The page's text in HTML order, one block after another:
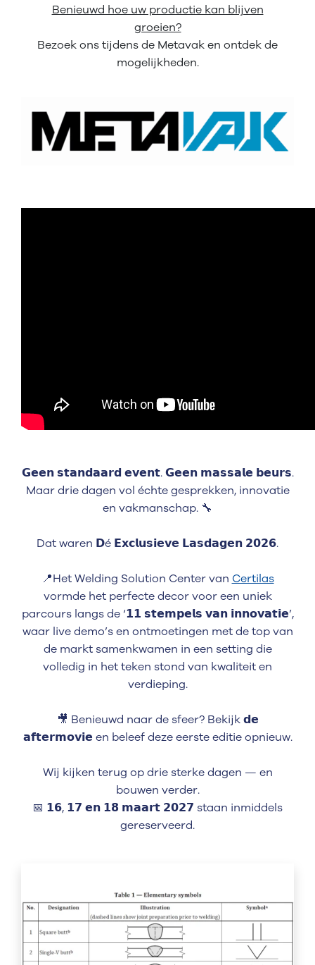
Benieuwd hoe uw productie kan blijven
groeien?
Bezoek ons tijdens de Metavak en ontdek de
mogelijkheden.
𝗚𝗲𝗲𝗻 𝘀𝘁𝗮𝗻𝗱𝗮𝗮𝗿𝗱 𝗲𝘃𝗲𝗻𝘁. 𝗚𝗲𝗲𝗻 𝗺𝗮𝘀𝘀𝗮𝗹𝗲 𝗯𝗲𝘂𝗿𝘀.
Maar drie dagen vol échte gesprekken, innovatie
en vakmanschap. 🔧
Dat waren 𝗗é 𝗘𝘅𝗰𝗹𝘂𝘀𝗶𝗲𝘃𝗲 𝗟𝗮𝘀𝗱𝗮𝗴𝗲𝗻 𝟮𝟬𝟮𝟲.
📍Het Welding Solution Center vanCertilas
vormde het perfecte decor voor een uniek
parcours langs de ‘𝟭𝟭 𝘀𝘁𝗲𝗺𝗽𝗲𝗹𝘀 𝘃𝗮𝗻 𝗶𝗻𝗻𝗼𝘃𝗮𝘁𝗶𝗲’,
waar live demo’s en ontmoetingen met de top van
de markt samenkwamen in een setting die
volledig in het teken stond van kwaliteit en
verdieping.
🎥 Benieuwd naar de sfeer? Bekijk 𝗱𝗲
𝗮𝗳𝘁𝗲𝗿𝗺𝗼𝘃𝗶𝗲 en beleef deze eerste editie opnieuw.
Wij kijken terug op drie sterke dagen — en
bouwen verder.
📅 𝟭𝟲, 𝟭𝟳 𝗲𝗻 𝟭𝟴 𝗺𝗮𝗮𝗿𝘁 𝟮𝟬𝟮𝟳 staan inmiddels
gereserveerd.